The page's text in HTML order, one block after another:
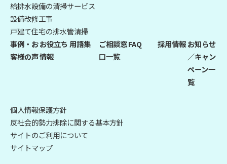
給排水設備の清掃サービス
設備改修工事
戸建て住宅の排水管清掃
事例・お
客様の声
お役立ち
情報
用語集
ご相談窓
口一覧
FAQ 採用情報お知らせ
／キャン
ペーン一
覧
個人情報保護方針
反社会的勢力排除に関する基本方針
サイトのご利用について
サイトマップ